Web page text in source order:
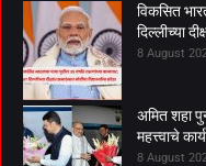
विकसित
दिल्लीच्या
8 August
अमित शहा
महत्त्वाचे
8 August